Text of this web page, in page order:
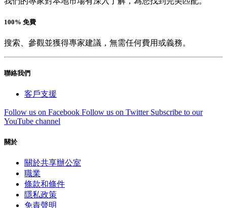
100% 免費
搜索、參觀並獲得專家建議，無需任何費用或義務。
聯絡我們
客戶支援
Follow us on Facebook Follow us on Twitter Subscribe to our
YouTube channel
關於
關於共享辦公室
職業
條款和條件
隱私政策
免責聲明